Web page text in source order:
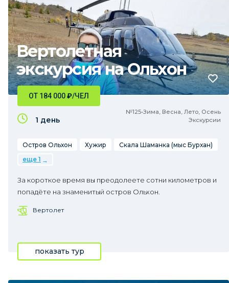
Вертолетная
экскурсия на Ольхон
№125•Зима, Весна, Лето, Осень
Экскурсии
ОТ 184 000₽/ЧЕЛ
1 день
Остров Ольхон Хужир
Скала Шаманка (мыс Бурхан)
еще 1
За короткое время вы преодолеете сотни километров и
попадёте на знаменитый остров Ольхон.
Вертолет
показать тур